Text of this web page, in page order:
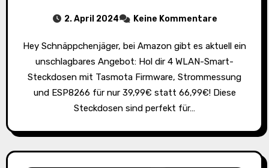
2. April 2024 Keine Kommentare
Hey Schnäppchenjäger, bei Amazon gibt es aktuell ein
unschlagbares Angebot: Hol dir 4 WLAN-Smart-
Steckdosen mit Tasmota Firmware, Strommessung
und ESP8266 für nur 39,99€ statt 66,99€! Diese
Steckdosen sind perfekt für…